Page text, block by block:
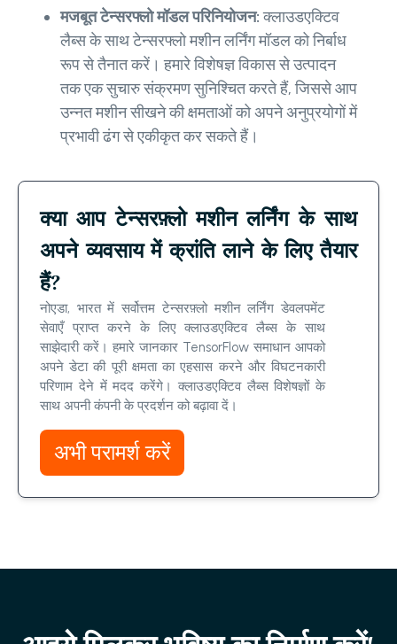
मजबूत टेन्सरफ्लो मॉडल परिनियोजन:क्लाउडएक्टिव
लैब्स के साथ टेन्सरफ्लो मशीन लर्निंग मॉडल को निर्बाध
रूप से तैनात करें। हमारे विशेषज्ञ विकास से उत्पादन
तक एक सुचारु संक्रमण सुनिश्चित करते हैं, जिससे आप
उन्नत मशीन सीखने की क्षमताओं को अपने अनुप्रयोगों में
प्रभावी ढंग से एकीकृत कर सकते हैं।
क्या आप टेन्सरफ़्लो मशीन लर्निंग के साथ
अपने व्यवसाय में क्रांति लाने के लिए तैयार
हैं?
नोएडा, भारत में सर्वोत्तम टेन्सरफ़्लो मशीन लर्निंग डेवलपमेंट
सेवाएँ प्राप्त करने के लिए क्लाउडएक्टिव लैब्स के साथ
साझेदारी करें। हमारे जानकार TensorFlow समाधान आपको
अपने डेटा की पूरी क्षमता का एहसास करने और विघटनकारी
परिणाम देने में मदद करेंगे। क्लाउडएक्टिव लैब्स विशेषज्ञों के
साथ अपनी कंपनी के प्रदर्शन को बढ़ावा दें।
अभी परामर्श करें